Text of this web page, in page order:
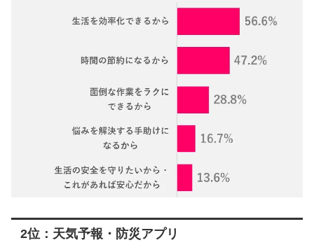
2位：天気予報・防災アプリ